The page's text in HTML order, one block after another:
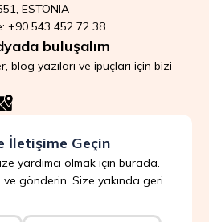
ESTONIA
+90 543 452 72 38
buluşalım
blog yazıları ve ipuçları için bizi
İletişime Geçin
yardımcı olmak için burada.
gönderin. Size yakında geri